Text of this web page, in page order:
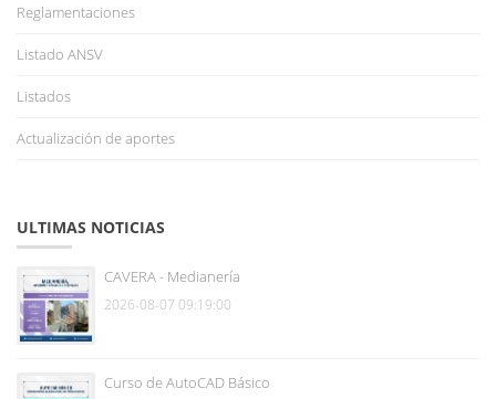
Reglamentaciones
Listado ANSV
Listados
Actualización de aportes
ULTIMAS NOTICIAS
CAVERA - Medianería
2026-08-07 09:19:00
Curso de AutoCAD Básico